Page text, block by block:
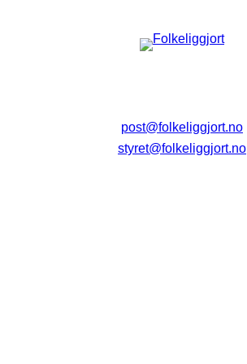
post@folkeliggjort.no
styret@folkeliggjort.no